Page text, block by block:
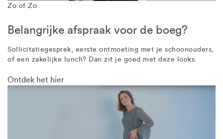
Zo of Zo
Belangrijke afspraak voor de boeg?
Sollicitatiegesprek, eerste ontmoeting met je schoonouders,
of een zakelijke lunch? Dan zit je goed met deze looks.
Ontdek het hier